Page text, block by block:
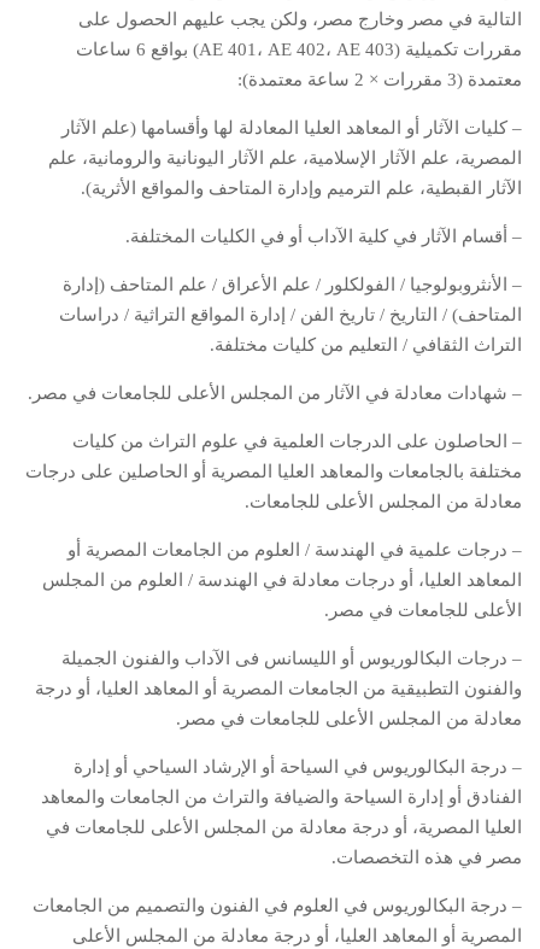
التالية في مصر وخارج مصر، ولكن يجب عليهم الحصول على
مقررات تكميلية (AE 401، AE 402، AE 403) بواقع 6 ساعات
معتمدة (3 مقررات × 2 ساعة معتمدة):
– كليات الآثار أو المعاهد العليا المعادلة لها وأقسامها (علم الآثار
المصرية، علم الآثار الإسلامية، علم الآثار اليونانية والرومانية، علم
الآثار القبطية، علم الترميم وإدارة المتاحف والمواقع الأثرية).
– أقسام الآثار في كلية الآداب أو في الكليات المختلفة.
– الأنثروبولوجيا / الفولكلور / علم الأعراق / علم المتاحف (إدارة
المتاحف) / التاريخ / تاريخ الفن / إدارة المواقع التراثية / دراسات
التراث الثقافي / التعليم من كليات مختلفة.
– شهادات معادلة في الآثار من المجلس الأعلى للجامعات في مصر.
– الحاصلون على الدرجات العلمية في علوم التراث من كليات
مختلفة بالجامعات والمعاهد العليا المصرية أو الحاصلين على درجات
معادلة من المجلس الأعلى للجامعات.
– درجات علمية في الهندسة / العلوم من الجامعات المصرية أو
المعاهد العليا، أو درجات معادلة في الهندسة / العلوم من المجلس
الأعلى للجامعات في مصر.
– درجات البكالوريوس أو الليسانس فى الآداب والفنون الجميلة
والفنون التطبيقية من الجامعات المصرية أو المعاهد العليا، أو درجة
معادلة من المجلس الأعلى للجامعات في مصر.
– درجة البكالوريوس في السياحة أو الإرشاد السياحي أو إدارة
الفنادق أو إدارة السياحة والضيافة والتراث من الجامعات والمعاهد
العليا المصرية، أو درجة معادلة من المجلس الأعلى للجامعات في
مصر في هذه التخصصات.
– درجة البكالوريوس في العلوم في الفنون والتصميم من الجامعات
المصرية أو المعاهد العليا، أو درجة معادلة من المجلس الأعلى